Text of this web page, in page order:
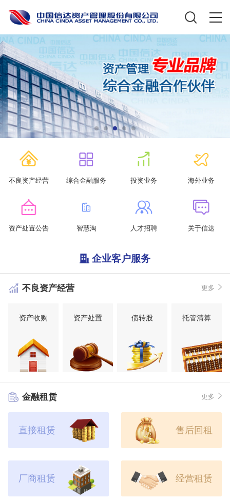
不良资产经营 综合金融服务 投资业务 海外业务
资产处置公告 智慧淘 人才招聘 关于信达
企业客户服务
不良资产经营 更多
资产收购 资产处置 债转股 托管清算
金融租赁 更多
直接租赁 售后回租
厂商租赁 经营租赁